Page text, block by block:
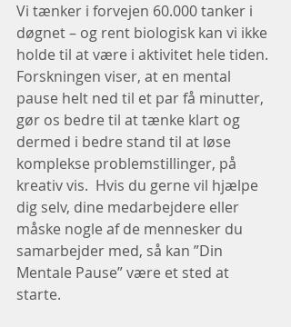
Vi tænker i forvejen 60.000 tanker i
døgnet – og rent biologisk kan vi ikke
holde til at være i aktivitet hele tiden.
Forskningen viser, at en mental
pause helt ned til et par få minutter,
gør os bedre til at tænke klart og
dermed i bedre stand til at løse
komplekse problemstillinger, på
kreativ vis.  Hvis du gerne vil hjælpe
dig selv, dine medarbejdere eller
måske nogle af de mennesker du
samarbejder med, så kan ”Din
Mentale Pause” være et sted at
starte.